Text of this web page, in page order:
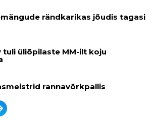
rändkarikas jõudis tagasi
tuli üliõpilaste MM-ilt koju
rannavõrkpallis